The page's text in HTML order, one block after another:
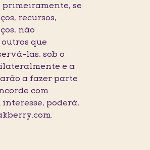
primeiramente, se
recursos,
não
que
las, sob o
e a
a fazer parte
com
poderá,